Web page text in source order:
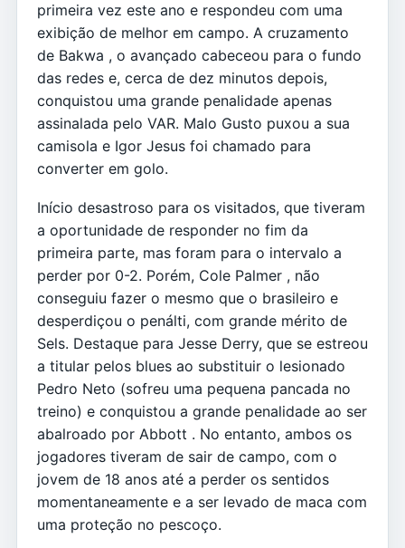
primeira vez este ano e respondeu com uma
exibição de melhor em campo. A cruzamento
de Bakwa , o avançado cabeceou para o fundo
das redes e, cerca de dez minutos depois,
conquistou uma grande penalidade apenas
assinalada pelo VAR. Malo Gusto puxou a sua
camisola e Igor Jesus foi chamado para
converter em golo.
Início desastroso para os visitados, que tiveram
a oportunidade de responder no fim da
primeira parte, mas foram para o intervalo a
perder por 0-2. Porém, Cole Palmer , não
conseguiu fazer o mesmo que o brasileiro e
desperdiçou o penálti, com grande mérito de
Sels. Destaque para Jesse Derry, que se estreou
a titular pelos blues ao substituir o lesionado
Pedro Neto (sofreu uma pequena pancada no
treino) e conquistou a grande penalidade ao ser
abalroado por Abbott . No entanto, ambos os
jogadores tiveram de sair de campo, com o
jovem de 18 anos até a perder os sentidos
momentaneamente e a ser levado de maca com
uma proteção no pescoço.